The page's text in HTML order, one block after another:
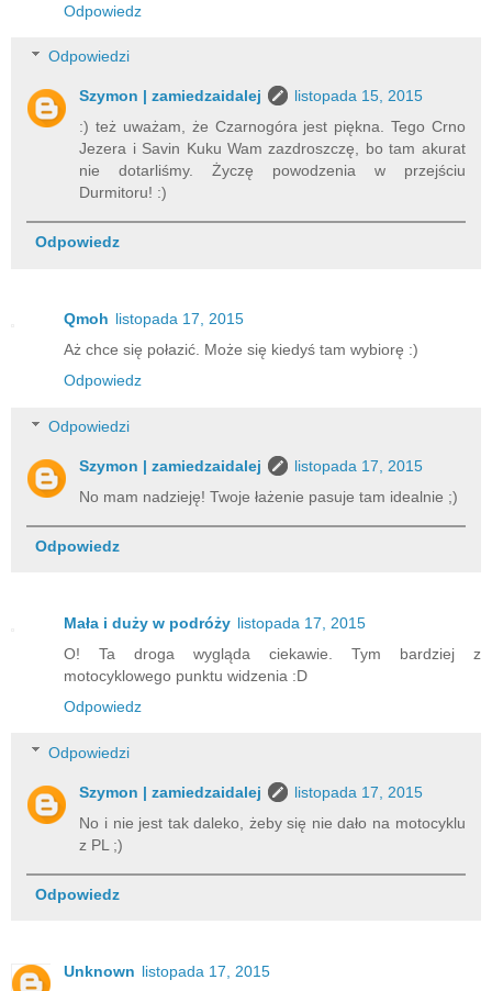
Odpowiedz
Odpowiedzi
Szymon | zamiedzaidalej
listopada 15, 2015
:) też uważam, że Czarnogóra jest piękna. Tego Crno
Jezera i Savin Kuku Wam zazdroszczę, bo tam akurat
nie dotarliśmy. Życzę powodzenia w przejściu
Durmitoru! :)
Odpowiedz
Qmoh listopada 17, 2015
Aż chce się połazić. Może się kiedyś tam wybiorę :)
Odpowiedz
Odpowiedzi
Szymon | zamiedzaidalej
listopada 17, 2015
No mam nadzieję! Twoje łażenie pasuje tam idealnie ;)
Odpowiedz
Mała i duży w podróży listopada 17, 2015
O! Ta droga wygląda ciekawie. Tym bardziej z
motocyklowego punktu widzenia :D
Odpowiedz
Odpowiedzi
Szymon | zamiedzaidalej
listopada 17, 2015
No i nie jest tak daleko, żeby się nie dało na motocyklu
z PL ;)
Odpowiedz
Unknown listopada 17, 2015